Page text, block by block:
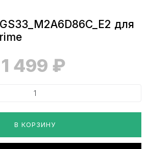
для
1 499 ₽
В КОРЗИНУ